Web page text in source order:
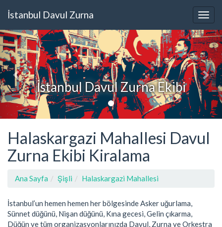
İstanbul Davul Zurna
İstanbul Davul Zurna Ekibi
Halaskargazi Mahallesi Davul
Zurna Ekibi Kiralama
Ana Sayfa Şişli Halaskargazi Mahallesi
İstanbul’un hemen hemen her bölgesinde Asker uğurlama,
Sünnet düğünü, Nişan düğünü, Kına gecesi, Gelin çıkarma,
Düğün ve tüm organizasyonlarınızda Davul, Zurna ve Orkestra